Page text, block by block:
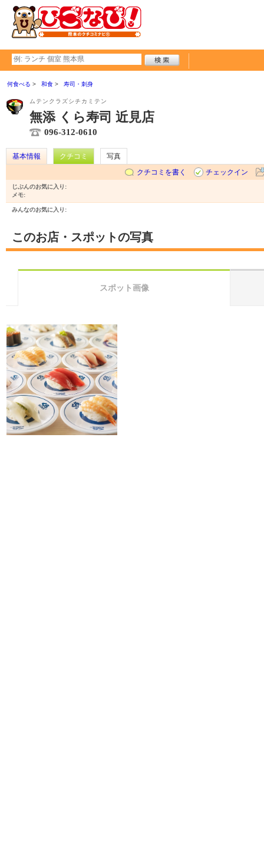
何食べる 和食 寿司・刺身
ムテンクラズシチカミテン
無添 くら寿司 近見店
096-312-0610
基本情報 クチコミ
写真
クチコミを書く
チェックイン
じぶんのお気に入り:
メモ:
みんなのお気に入り:
このお店・スポットの写真
スポット画像